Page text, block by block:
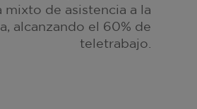
mixto de asistencia a la
alcanzando el 60% de
teletrabajo.